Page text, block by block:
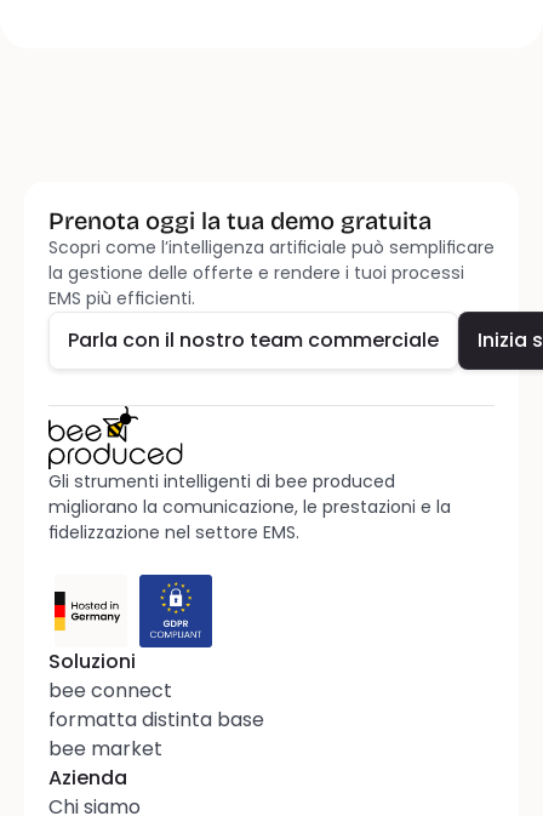
Prenota oggi la tua demo gratuita
Scopri come l’intelligenza artificiale può semplificare
la gestione delle offerte e rendere i tuoi processi
EMS più efficienti.
Parla con il nostro team commerciale
Parla con il nostro team commerciale Inizia
Gli strumenti intelligenti di bee produced
migliorano la comunicazione, le prestazioni e la
fidelizzazione nel settore EMS.
Soluzioni
bee connect
formatta distinta base
bee market
Azienda
Chi siamo